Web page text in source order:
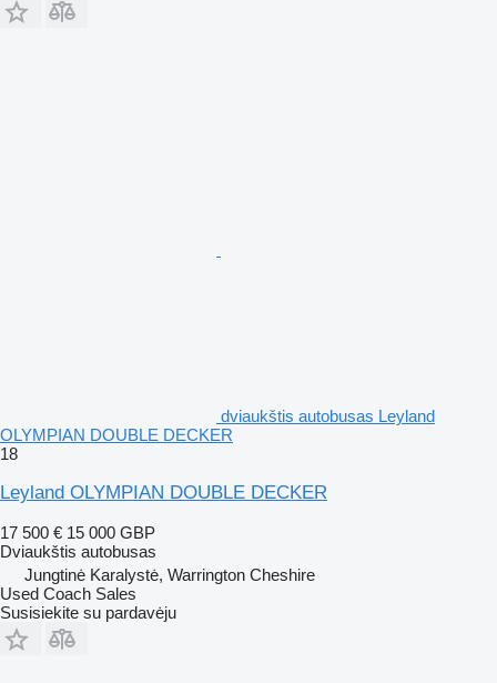
dviaukštis autobusas Leyland
OLYMPIAN DOUBLE DECKER
18
Leyland OLYMPIAN DOUBLE DECKER
17 500 € 15 000 GBP
Dviaukštis autobusas
Jungtinė Karalystė, Warrington Cheshire
Used Coach Sales
Susisiekite su pardavėju